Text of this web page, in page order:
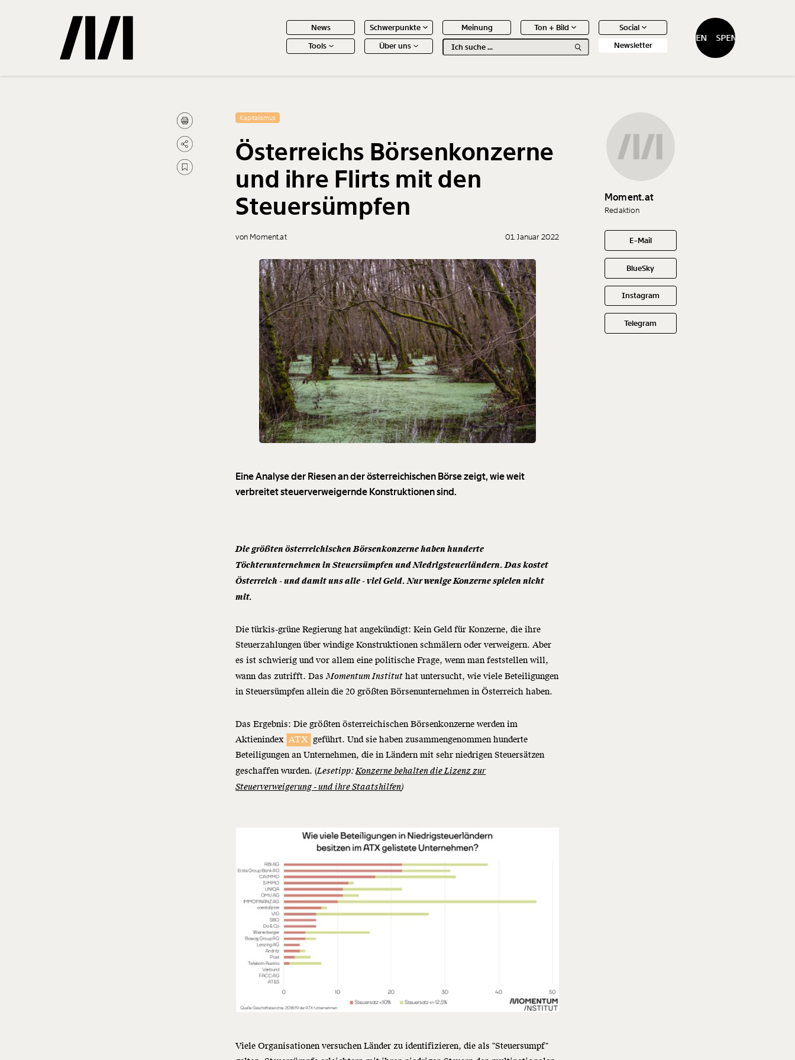
News Schwerpunkte Meinung Ton + Bild
Social
Tools
Über uns Newsletter
SPENDEN SPENDEN
Gemerkte Inhalte
Treffer 0 Artikel
Kapitalismus
Österreichs Börsenkonzerne
und ihre Flirts mit den
Steuersümpfen
von Moment.at 01. Januar 2022
Eine Analyse der Riesen an der österreichischen Börse zeigt, wie weit
verbreitet steuerverweigernde Konstruktionen sind.
Die größten österreichischen Börsenkonzerne haben hunderte
Töchterunternehmen in Steuersümpfen und Niedrigsteuerländern. Das kostet
Österreich - und damit uns alle - viel Geld. Nur wenige Konzerne spielen nicht
mit.
Die türkis-grüne Regierung hat angekündigt: Kein Geld für Konzerne, die ihre
Steuerzahlungen über windige Konstruktionen schmälern oder verweigern. Aber
es ist schwierig und vor allem eine politische Frage, wenn man feststellen will,
wann das zutrifft. DasMomentum Institut hat untersucht, wie viele Beteiligungen
in Steuersümpfen allein die 20 größten Börsenunternehmen in Österreich haben.
Das Ergebnis: Die größten österreichischen Börsenkonzerne werden im
Aktienindex ATX geführt. Und sie haben zusammengenommen hunderte
Beteiligungen an Unternehmen, die in Ländern mit sehr niedrigen Steuersätzen
geschaffen wurden. (Lesetipp:Konzerne behalten die Lizenz zur
Steuerverweigerung - und ihre Staatshilfen)
Viele Organisationen versuchen Länder zu identifizieren, die als "Steuersumpf"
Moment.at
Redaktion
E-Mail
BlueSky
Instagram
Telegram